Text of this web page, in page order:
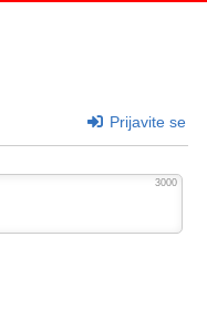
Prijavite se
3000